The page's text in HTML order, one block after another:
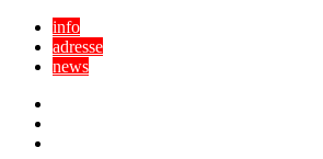
info
adresse
news